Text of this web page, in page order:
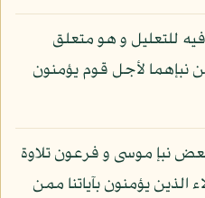
للتعليل و هو متعلق
نبإهما لأجل قوم يؤمنون
نبإ موسى و فرعون تلاوة
الذين يؤمنون بآياتنا ممن